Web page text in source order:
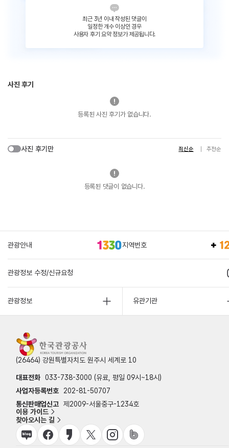
최근 3년 이내 작성된 댓글이
일정한 개수 이상인 경우
사용자 후기 요약 정보가 제공됩니다.
사진 후기
등록된 사진 후기가 없습니다.
사진 후기만 최신순 추천순
등록된 댓글이 없습니다.
관광안내 지역번호
관광정보 수정/신규요청
관광정보 유관기관
(26464) 강원특별자치도 원주시 세계로 10
대표전화 033-738-3000 (유료, 평일 09시~18시)
사업자등록번호
202-81-50707
통신판매업신고 제2009-서울중구-1234호
이용 가이드
찾아오시는 길